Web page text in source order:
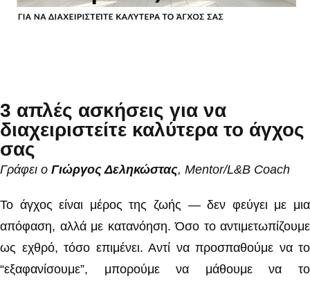
3 απλές ασκήσεις για να
διαχειριστείτε καλύτερα το άγχος
σας
Γράφει ο Γιώργος Δεληκώστας, Mentor/L&B Coach
Το άγχος είναι μέρος της ζωής — δεν φεύγει με μια
απόφαση, αλλά με κατανόηση. Όσο το αντιμετωπίζουμε
ως εχθρό, τόσο επιμένει. Αντί να προσπαθούμε να το
“εξαφανίσουμε”, μπορούμε να μάθουμε να το